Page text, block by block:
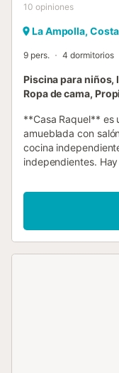
10 opiniones
La Ampolla,
9 pers. 4 dormitorios
Piscina para niños,
Ropa de cama,
**Casa Raquel** es
amueblada con
cocina
independientes.
**con vistas al
dormitorio principal
balcón con vistas al
con dosel, el